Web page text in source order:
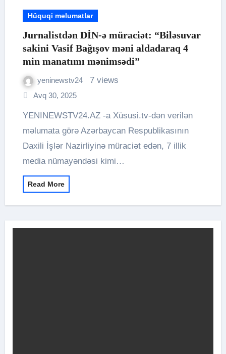
Hüquqi məlumatlar
Jurnalistdən DİN-ə müraciət: “Biləsuvar
sakini Vasif Bağışov məni aldadaraq 4
min manatımı mənimsədi”
yeninewstv24 7 views
Avq 30, 2025
YENINEWSTV24.AZ -a Xüsusi.tv-dən verilən
məlumata görə Azərbaycan Respublikasının
Daxili İşlər Nazirliyinə müraciət edən, 7 illik
media nümayəndəsi kimi…
Read More